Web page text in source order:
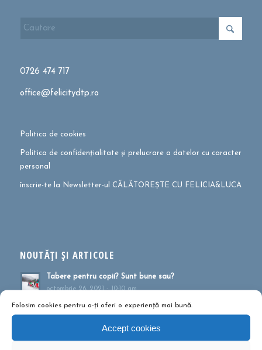
Folosim cookies pentru a-ți oferi o experiență mai bună.
Accept cookies
0726 474 717
office@felicitydtp.ro
Politica de cookies
Politica de confidențialitate și prelucrare a datelor cu caracter
personal
înscrie-te la Newsletter-ul CĂLĂTOREȘTE CU FELICIA&LUCA
NOUTĂȚI ȘI ARTICOLE
Tabere pentru copii? Sunt bune sau?
octombrie 26, 2021 - 10:10 am
Cum te pregătești pentru drumeție?
Muntele ca formă de terapie